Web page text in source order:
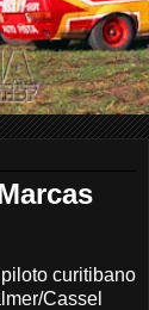
curitibano
Cassel